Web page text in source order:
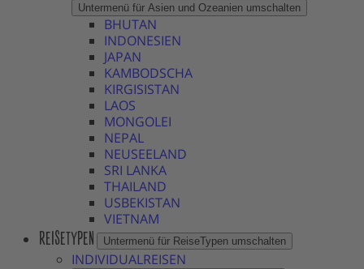
Untermenü für Asien und Ozeanien umschalten
BHUTAN
INDONESIEN
JAPAN
KAMBODSCHA
KIRGISISTAN
LAOS
MONGOLEI
NEPAL
NEUSEELAND
SRI LANKA
THAILAND
USBEKISTAN
VIETNAM
REISETYPEN Untermenü für ReiseTypen umschalten
INDIVIDUALREISEN